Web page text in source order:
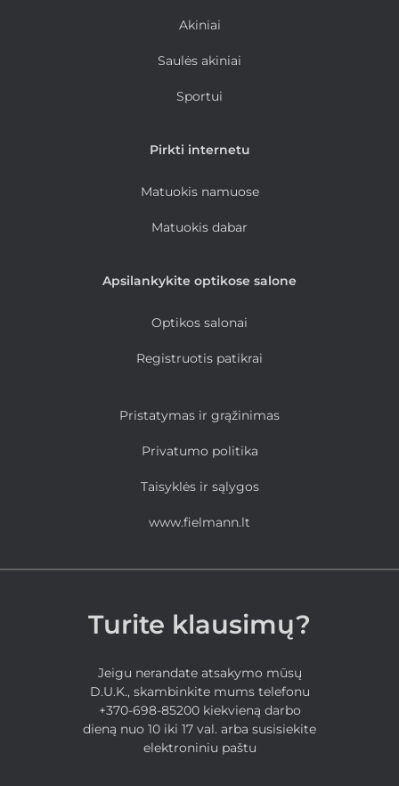
Akiniai
Saulės akiniai
Sportui
Pirkti internetu
Matuokis namuose
Matuokis dabar
Apsilankykite optikose salone
Optikos salonai
Registruotis patikrai
Pristatymas ir grąžinimas
Privatumo politika
Taisyklės ir sąlygos
www.fielmann.lt
Turite klausimų?
Jeigu nerandate atsakymo mūsų
D.U.K., skambinkite mums telefonu
+370-698-85200 kiekvieną darbo
dieną nuo 10 iki 17 val. arba susisiekite
elektroniniu paštu